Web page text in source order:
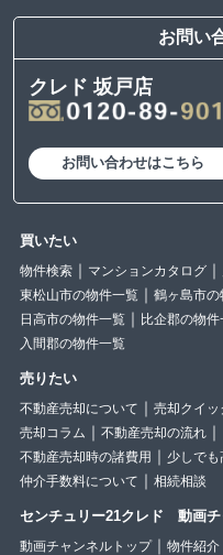
お問い
クレド 坂戸店
お問い合わせはこちら
買いたい
物件検索 マンションカタログ
東松山市の物件一覧
鶴ヶ島市の
日高市の物件一覧
比企郡の物件
入間郡の物件一覧
売りたい
不動産売却について 売却クイッ
売却コラム
不動産売却の流れ
不動産売却時の諸費用
少しでも
仲介手数料について
相続相談
センチュリー21クレド 動画チ
動画チャンネルトップ 物件紹介